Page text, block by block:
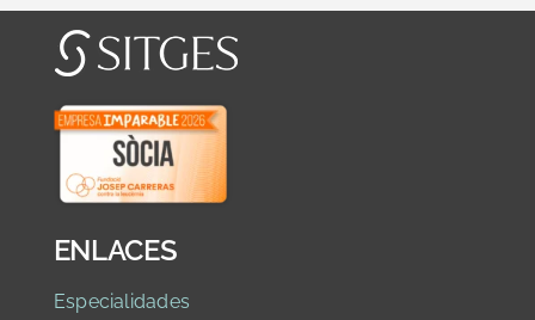
ENLACES
Especialidades